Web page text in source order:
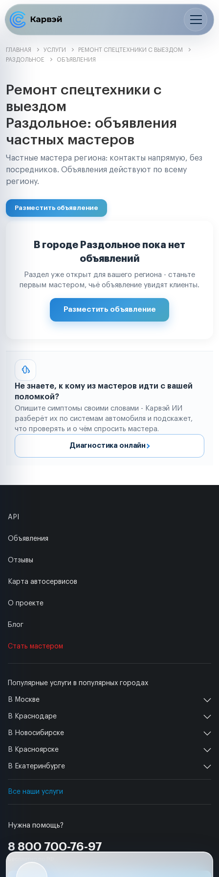
ГЛАВНАЯ УСЛУГИ
РЕМОНТ СПЕЦТЕХНИКИ С ВЫЕЗДОМ
РАЗДОЛЬНОЕ
ОБЪЯВЛЕНИЯ
Ремонт спецтехники с
выездом
Раздольное: объявления
частных мастеров
Частные мастера региона: контакты напрямую, без
посредников. Объявления действуют по всему
региону.
Разместить объявление
В городе Раздольное пока нет
объявлений
Раздел уже открыт для вашего региона - станьте
первым мастером, чьё объявление увидят клиенты.
Разместить объявление
Не знаете, к кому из мастеров идти с вашей
поломкой?
Опишите симптомы своими словами - Карвэй ИИ
разберёт их по системам автомобиля и подскажет,
что проверять и о чём спросить мастера.
Диагностика онлайн
Нужна помощь?
8 800 700-76-97
Популярные услуги в популярных городах
В Москве
В Краснодаре
В Новосибирске
В Красноярске
В Екатеринбурге
Все наши услуги
API
Объявления
Отзывы
Карта автосервисов
О проекте
Блог
Стать мастером